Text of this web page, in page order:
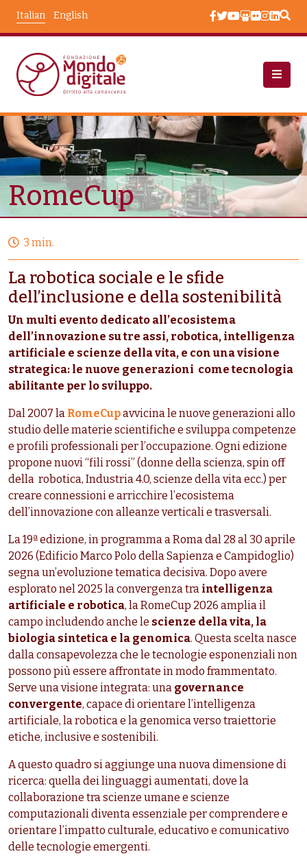
English
Italian
Progetti RomeCup
RomeCup
3 min.
La robotica sociale e le sfide
dell’inclusione e della sostenibilità
Un multi evento dedicato all’ecosistema
dell’innovazione su tre assi, robotica, intelligenza
artificiale e scienze della vita, e con una visione
strategica: le nuove generazioni come tecnologia
abilitante per lo sviluppo.
Dal 2007 la RomeCupavvicina le nuove generazioni allo
studio delle materie scientifiche e sviluppa competenze
e profili professionali per l’occupazione. Ogni edizione
propone nuovi “fili rossi” (donne della scienza, spin off
della robotica, Industria 4.0, scienze della vita ecc.) per
creare connessioni e arricchire l’ecosistema
dell’innovazione con alleanze verticali e trasversali.
La 19ª edizione, in programma a Roma dal 28 al 30 aprile
2026 (Edificio Marco Polo della Sapienza e Campidoglio)
segna un’evoluzione tematica decisiva. Dopo avere
esplorato nel 2025 la convergenza tra intelligenza
artificiale e robotica, la RomeCup 2026 amplia il
campo includendo anche le scienze della vita, la
biologia sintetica e la genomica. Questa scelta nasce
dalla consapevolezza che le tecnologie esponenziali non
possono più essere affrontate in modo frammentato.
Serve una visione integrata: una governance
convergente, capace di orientare l’intelligenza
artificiale, la robotica e la genomica verso traiettorie
etiche, inclusive e sostenibili.
A questo quadro si aggiunge una nuova dimensione di
ricerca: quella dei linguaggi aumentati, dove la
collaborazione tra scienze umane e scienze
computazionali diventa essenziale per comprendere e
orientare l’impatto culturale, educativo e comunicativo
delle tecnologie emergenti.